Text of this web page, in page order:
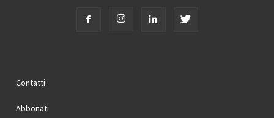
Contatti
Abbonati